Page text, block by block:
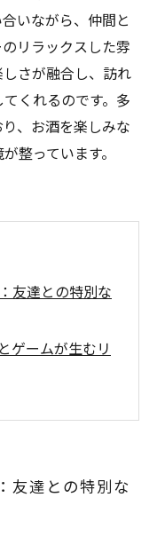
いながら、仲間と
リラックスした雰
さが融合し、訪れ
くれるのです。多
、お酒を楽しみな
整っています。
友達との特別な
ゲームが生むリ
楽しみを最大限
友達との特別な